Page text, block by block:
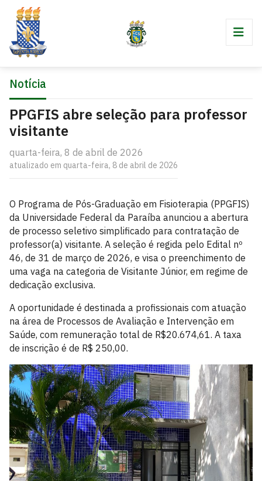
Notícia
PPGFIS abre seleção para professor
visitante
quarta-feira, 8 de abril de 2026
atualizado em quarta-feira, 8 de abril de 2026
O Programa de Pós-Graduação em Fisioterapia (PPGFIS)
da Universidade Federal da Paraíba anunciou a abertura
de processo seletivo simplificado para contratação de
professor(a) visitante. A seleção é regida pelo Edital nº
46, de 31 de março de 2026, e visa o preenchimento de
uma vaga na categoria de Visitante Júnior, em regime de
dedicação exclusiva.
A oportunidade é destinada a profissionais com atuação
na área de Processos de Avaliação e Intervenção em
Saúde, com remuneração total de R$20.674,61. A taxa
de inscrição é de R$ 250,00.